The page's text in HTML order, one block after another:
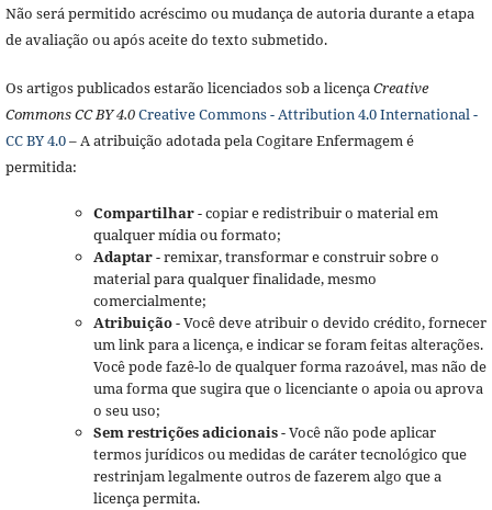
Não será permitido acréscimo ou mudança de autoria durante a etapa
de avaliação ou após aceite do texto submetido.
Os artigos publicados estarão licenciados sob a licençaCreative
Commons CC BY 4.0Creative Commons - Attribution 4.0 International -
CC BY 4.0– A atribuição adotada pela Cogitare Enfermagem é
permitida:
Compartilhar- copiar e redistribuir o material em
qualquer mídia ou formato;
Adaptar- remixar, transformar e construir sobre o
material para qualquer finalidade, mesmo
comercialmente;
Atribuição- Você deve atribuir o devido crédito, fornecer
um link para a licença, e indicar se foram feitas alterações.
Você pode fazê-lo de qualquer forma razoável, mas não de
uma forma que sugira que o licenciante o apoia ou aprova
o seu uso;
Sem restrições adicionais- Você não pode aplicar
termos jurídicos ou medidas de caráter tecnológico que
restrinjam legalmente outros de fazerem algo que a
licença permita.